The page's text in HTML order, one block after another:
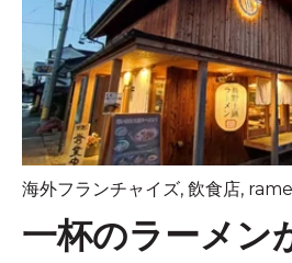
海外フランチャイズ, 飲食店,
一杯のラーメン